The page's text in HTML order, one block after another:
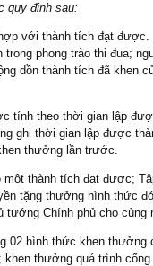
quy định sau:
với thành tích đạt
phong trào thi đua;
dồn thành tích đã khen
tính theo thời gian lập
ghi thời gian lập được
thưởng lần trước.
thành tích đạt được;
tặng thưởng hình thức
tướng Chính phủ cho cùng
02 hình thức khen
thưởng quá trình